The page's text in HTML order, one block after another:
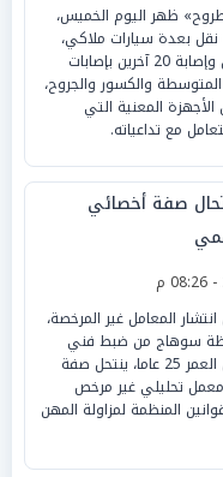
ظهر اليوم الخميس،
نقل بعدة سيارات ملاكي،
مما أسفر عن مصرع شخصين وإصابة 20 آخرين بإصابات
والكسور والجروح،
المعنية التي
مع تداعياته.
صفة أخصائي
المعامل غير المرخصة،
سوهاج من ضبط فني
تركيب أجهزة طبية، يبلغ من العمر 25 عاما، ينتحل صفة
تحليلي غير مرخص
المنظمة لمزاولة المهن